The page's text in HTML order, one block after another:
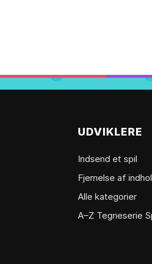
UDVIKLERE
Indsend et spil
Fjernelse af
Alle kategorier
A–Z Tegneserie